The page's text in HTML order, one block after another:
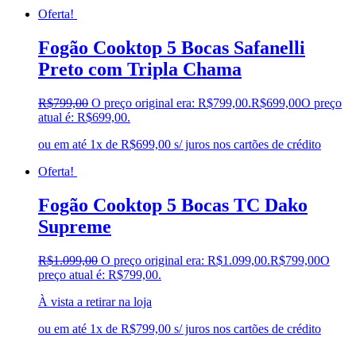
kasper
Leifer (0)
Lenoxx(0)
Leppos(0)
Level(0)
LG (0)
Linea brasil(0)
Lukaliam
Madine(0)
Mallory(0)
Matic
Matrix(0)
Mavaular (0)
Metalmix(0)
Midea
Mira Rack(0)
Oferta!
Fogão Cooktop 5 Bocas Safanelli
Preto com Tripla Chama
R$799,00 O preço original era: R$799,00.R$699,00O preço
atual é: R$699,00.
ou em até 1x de R$699,00 s/ juros nos cartões de crédito
Oferta!
Fogão Cooktop 5 Bocas TC Dako
Supreme
R$1.099,00 O preço original era: R$1.099,00.R$799,00O
preço atual é: R$799,00.
À vista a retirar na loja
ou em até 1x de R$799,00 s/ juros nos cartões de crédito